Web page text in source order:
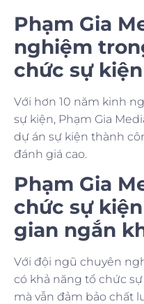
Phạm Gia
nghiệm
chức sự
Với hơn 10 năm kinh
sự kiện, Phạm Gia
dự án sự kiện thành
đánh giá cao.
Phạm Gia
chức sự
gian ngắn
Với đội ngũ chuyên
có khả năng tổ chức
mà vẫn đảm bảo chất